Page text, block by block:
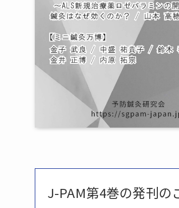
J-PAM第4巻の発刊の